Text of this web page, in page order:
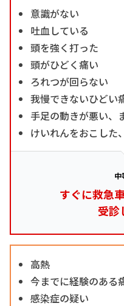
意識がない
吐血している
頭を強く打った
頭がひどく痛い
ろれつが回らない
我慢できないひどい
手足の動きが悪い、
けいれんをおこした
中
すぐに救急
受診
高熱
今までに経験のある
感染症の疑い